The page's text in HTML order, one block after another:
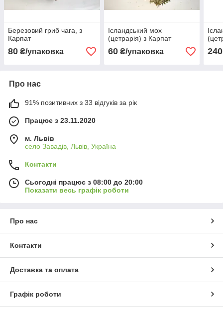
Березовий гриб чага, з
Карпат
80 ₴/упаковка
Ісландський мох
(цетрарія) з Карпат
60₴/упаковка 240
Про нас
91% позитивних з 33 відгуків за рік
Працює з 23.11.2020
м. Львів
село Завадів, Львів, Україна
Контакти
Сьогодні працює з 08:00 до 20:00
Показати весь графік роботи
Про нас
Контакти
Доставка та оплата
Графік роботи